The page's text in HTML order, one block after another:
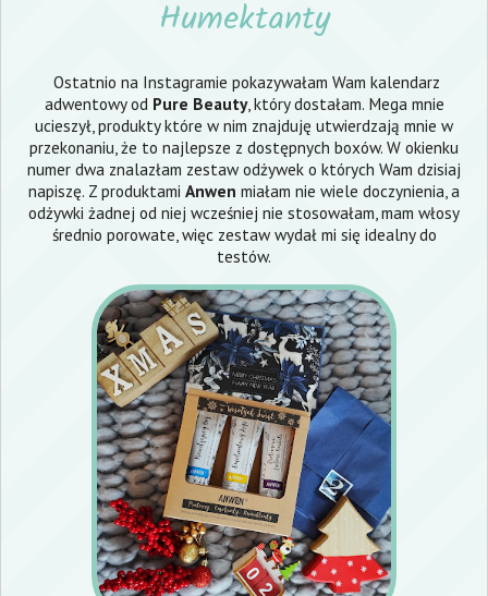
Humektanty
Ostatnio na Instagramie pokazywałam Wam kalendarz
adwentowy od Pure Beauty, który dostałam. Mega mnie
ucieszył, produkty które w nim znajduję utwierdzają mnie w
przekonaniu, że to najlepsze z dostępnych boxów. W okienku
numer dwa znalazłam zestaw odżywek o których Wam dzisiaj
napiszę. Z produktami Anwen miałam nie wiele doczynienia, a
odżywki żadnej od niej wcześniej nie stosowałam, mam włosy
średnio porowate, więc zestaw wydał mi się idealny do
testów.